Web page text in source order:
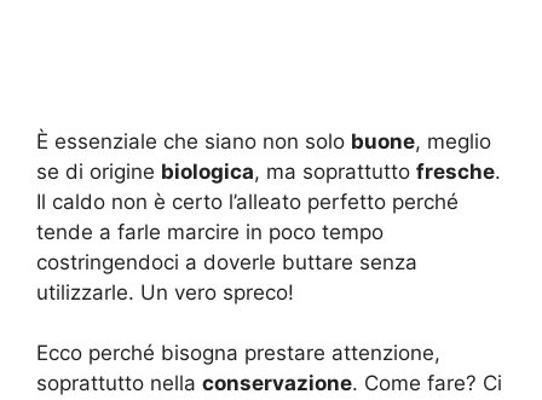
È essenziale che siano non solo buone, meglio
se di origine biologica, ma soprattutto fresche.
Il caldo non è certo l’alleato perfetto perché
tende a farle marcire in poco tempo
costringendoci a doverle buttare senza
utilizzarle. Un vero spreco!
Ecco perché bisogna prestare attenzione,
soprattutto nella conservazione. Come fare? Ci